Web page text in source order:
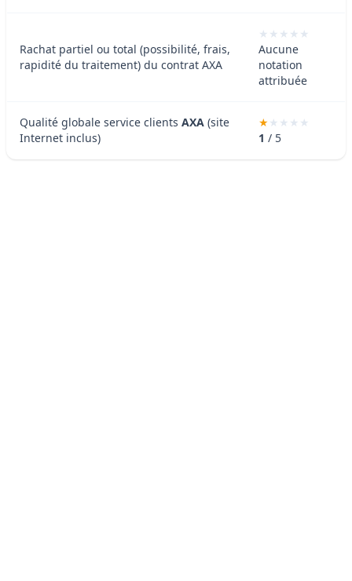
Rachat partiel ou total (possibilité, frais,
rapidité du traitement) du contrat AXA
Aucune
notation
attribuée
Qualité globale service clients AXA (site
Internet inclus)
1 / 5